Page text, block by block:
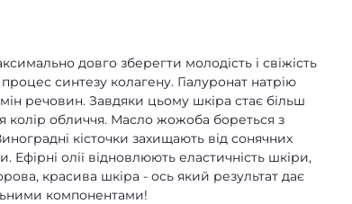
довго зберегти молодість і свіжість
синтезу колагену. Гіалуронат натрію
речовин. Завдяки цьому шкіра стає більш
колір обличчя. Масло жожоба бореться з
кісточки захищають від сонячних
олії відновлюють еластичність шкіри,
красива шкіра - ось який результат дає
компонентами!